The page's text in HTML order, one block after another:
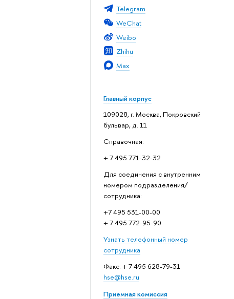
Telegram
WeChat
Weibo
Zhihu
Max
Главный корпус
109028, г. Москва, Покровский
бульвар, д. 11
Справочная:
+ 7 495 771-32-32
Для соединения с внутренним
номером подразделения/
сотрудника:
+7 495 531-00-00
+ 7 495 772-95-90
Узнать телефонный номер
сотрудника
Факс: + 7 495 628-79-31
hse@hse.ru
Приемная комиссия